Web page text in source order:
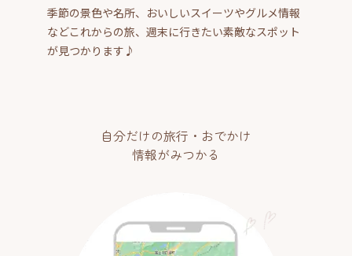
季節の景色や名所、おいしいスイーツやグルメ情報
などこれからの旅、週末に行きたい素敵なスポット
が見つかります♪
自分だけの旅行・おでかけ
情報がみつかる